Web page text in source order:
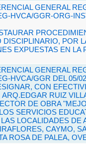
GENERAL
HVCA/GGR-ORG-
DISCIPLINARIO, POR
EXPUESTAS EN LA
GENERAL
HVCA/GGR DEL 05/
CON
ARQ.EDGAR RUIZ
DE OBRA
SERVICIOS
LOCALIDADES DE
CAYMO,
ROSA DE PALEA,